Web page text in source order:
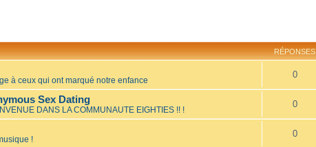
RÉPONSES
à ceux qui ont marqué notre enfance
0
Sex Dating
DANS LA COMMUNAUTE EIGHTIES !! !
0
!
0